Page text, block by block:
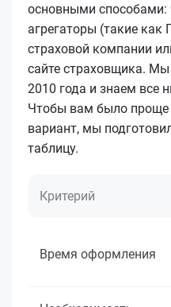
основными способами:
агрегаторы (такие как
страховой компании
сайте страховщика.
2010 года и знаем все
Чтобы вам было
вариант, мы
таблицу.
Критерий
Время оформления